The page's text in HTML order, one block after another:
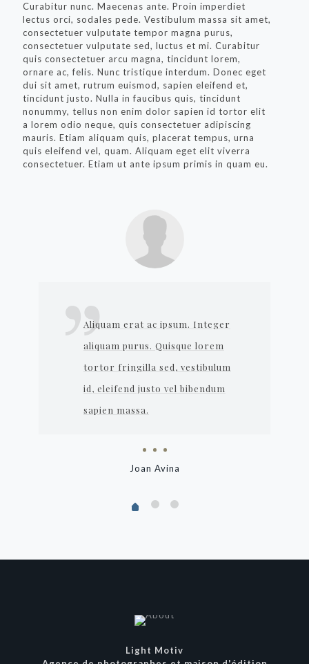
Curabitur nunc. Maecenas ante. Proin imperdiet
lectus orci, sodales pede. Vestibulum massa sit amet,
consectetuer vulputate tempor magna purus,
consectetuer vulputate sed, luctus et mi. Curabitur
quis consectetuer arcu magna, tincidunt lorem,
ornare ac, felis. Nunc tristique interdum. Donec eget
dui sit amet, rutrum euismod, sapien eleifend et,
tincidunt justo. Nulla in faucibus quis, tincidunt
nonummy, tellus non enim dolor sapien id tortor elit
a lorem odio neque, quis consectetuer adipiscing
mauris. Etiam aliquam quis, placerat tempus, urna
quis eleifend vel, quam. Aliquam eget elit viverra
consectetuer. Etiam ut ante ipsum primis in quam eu.
Aliquam erat ac ipsum. Integer
aliquam purus. Quisque lorem
tortor fringilla sed, vestibulum
id, eleifend justo vel bibendum
sapien massa.
Joan Avina
Light Motiv